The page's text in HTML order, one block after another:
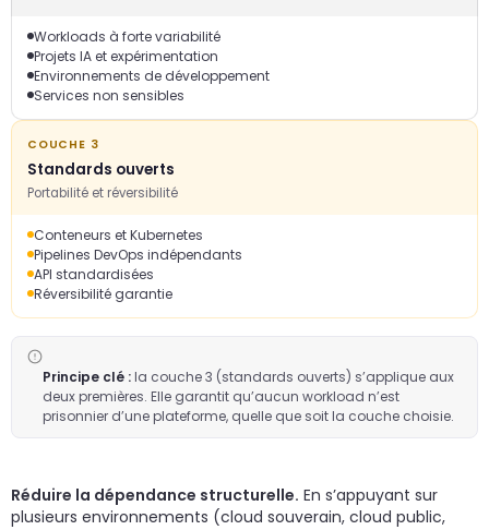
Workloads à forte variabilité
Projets IA et expérimentation
Environnements de développement
Services non sensibles
COUCHE 3
Standards ouverts
Portabilité et réversibilité
Conteneurs et Kubernetes
Pipelines DevOps indépendants
API standardisées
Réversibilité garantie
Principe clé :la couche 3 (standards ouverts) s’applique aux
deux premières. Elle garantit qu’aucun workload n’est
prisonnier d’une plateforme, quelle que soit la couche choisie.
Réduire la dépendance structurelle. En s’appuyant sur
plusieurs environnements (cloud souverain, cloud public,